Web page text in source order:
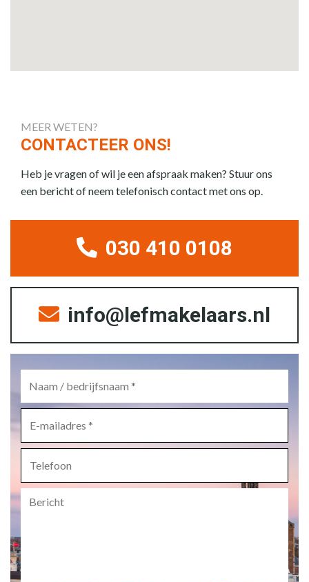
MEER WETEN?
CONTACTEER ONS!
Heb je vragen of wil je een afspraak maken? Stuur ons
een bericht of neem telefonisch contact met ons op.
030 410 0108
info@lefmakelaars.nl
mailadres *